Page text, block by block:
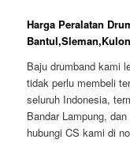
Harga Peralatan
Baju drumband kami
tidak perlu membeli
seluruh Indonesia,
Bandar Lampung,
hubungi CS kami di